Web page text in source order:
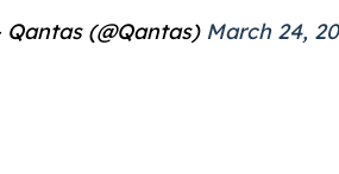
(@Qantas) March 24,